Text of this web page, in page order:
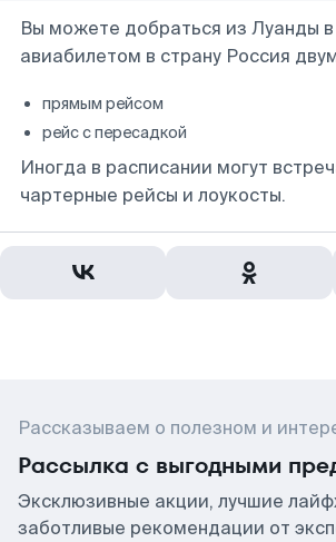
Вы можете добраться из Луанды
авиабилетом в страну Россия
прямым рейсом
рейс с пересадкой
Иногда в расписании могут
чартерные рейсы и лоукосты.
Рассказываем о полезном и
Рассылка с выгодными
Эксклюзивные акции, лучшие
заботливые рекомендации от